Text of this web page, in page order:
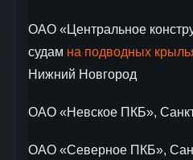
ОАО «Центральное
судам на подводных
Нижний Новгород
ОАО «Невское ПКБ»,
ОАО «Северное ПКБ»,